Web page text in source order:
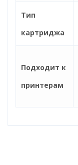
Тип
картриджа
Подходит к
принтерам